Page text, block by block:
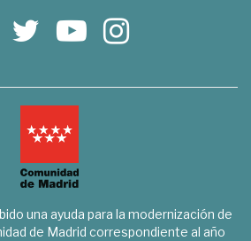
una ayuda para la modernización de
de Madrid correspondiente al año